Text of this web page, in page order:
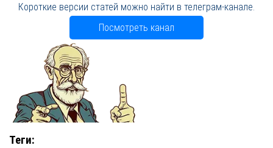
Короткие версии статей можно найти в телеграм-канале.
Посмотреть канал
Теги: